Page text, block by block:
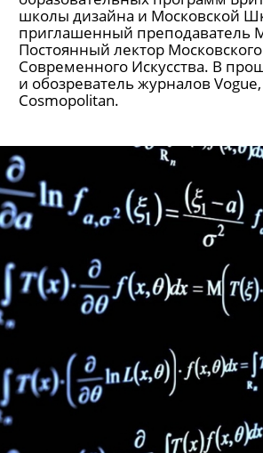
Лекция Илектры
«Свобода слова: мода
Илектра Канестри — эксперт в
дизайна, преподаватель и
образовательных программ
школы дизайна и Московской
приглашенный преподаватель
Постоянный лектор Московского
Современного Искусства. В
и обозреватель журналов Vogue,
Cosmopolitan.